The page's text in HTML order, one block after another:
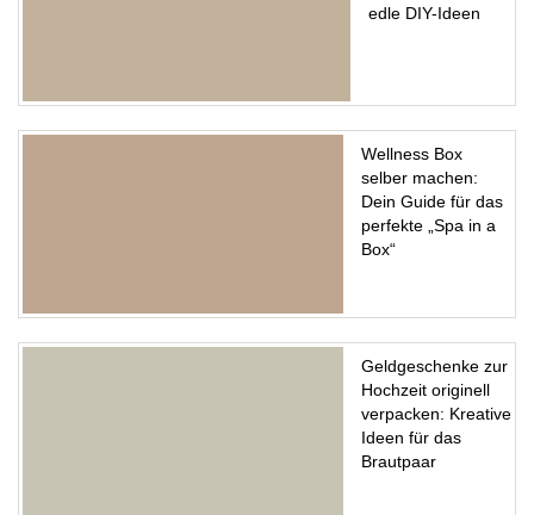
edle DIY-Ideen
Wellness Box
selber machen:
Dein Guide für das
perfekte „Spa in a
Box“
Geldgeschenke zur
Hochzeit originell
verpacken: Kreative
Ideen für das
Brautpaar